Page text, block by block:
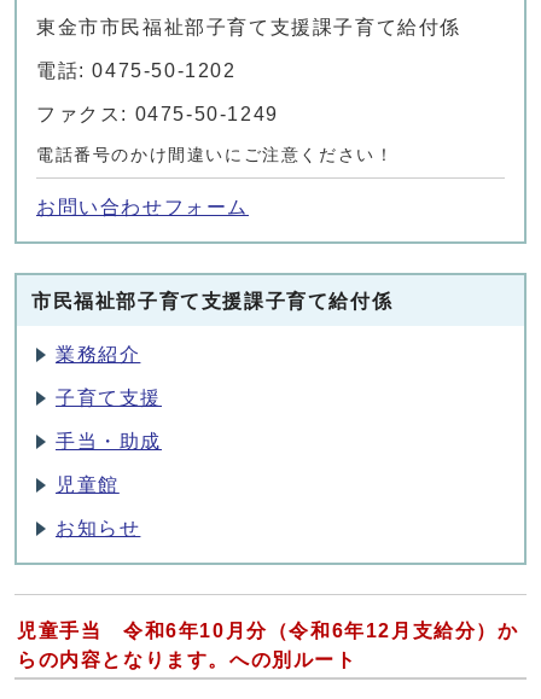
東金市市民福祉部子育て支援課子育て給付係
電話: 0475-50-1202
ファクス: 0475-50-1249
電話番号のかけ間違いにご注意ください！
お問い合わせフォーム
市民福祉部子育て支援課子育て給付係
業務紹介
子育て支援
手当・助成
児童館
お知らせ
児童手当 令和6年10月分（令和6年12月支給分）か
らの内容となります。への別ルート